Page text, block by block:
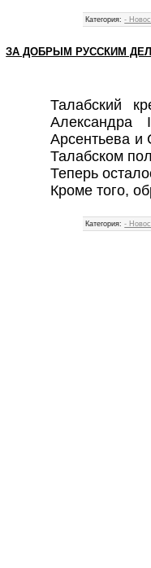
Категория: -
ЗА ДОБРЫМ РУССКИМ
Талабский
Арсентьева и
Талабском
Теперь
Кроме того,
Категория: -